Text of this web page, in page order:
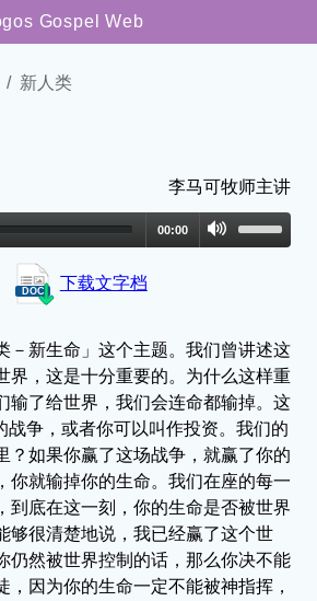
Gospel Web
新人类
李马可牧师主讲
00:00
下载文字档
－新生命」这个主题。我们曾讲述这
界，这是十分重要的。为什么这样重
输了给世界，我们会连命都输掉。这
战争，或者你可以叫作投资。我们的
？如果你赢了这场战争，就赢了你的
你就输掉你的生命。我们在座的每一
到底在这一刻，你的生命是否被世界
够很清楚地说，我已经赢了这个世
仍然被世界控制的话，那么你决不能
，因为你的生命一定不能被神指挥，